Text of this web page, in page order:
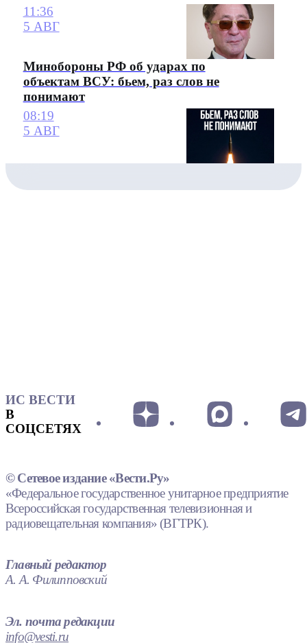
11:36
5 АВГ
Минобороны РФ об ударах по
объектам ВСУ: бьем, раз слов не
понимают
08:19
5 АВГ
ИС ВЕСТИ
В
СОЦСЕТЯХ
© Сетевое издание «Вести.Ру»
«Федеральное государственное унитарное предприятие
Всероссийская государственная телевизионная и
радиовещательная компания» (ВГТРК).
Главный редактор
А. А. Филипповский
Эл. почта редакции
info@vesti.ru